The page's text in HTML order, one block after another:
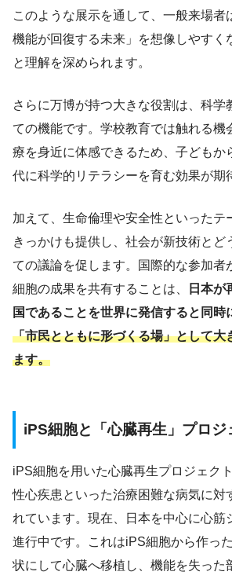
このような展示を通して、一般来場者
機能が回復する未来」を想像しやすく
と理解を深められます。
さらに万博が持つ大きな役割は、科学
ての機能です。学校教育では触れる機
療を身近に体感できるため、子どもか
代に科学的リテラシーを育む効果が期
加えて、生命倫理や安全性といったテ
きっかけも提供し、社会が新技術とど
ての議論を促します。国際的な参加者
細胞の成果を共有することは、
日本が
国であることを世界に発信すると同時
「市民とともに形づくる場」として大
ます。
iPS細胞と「心臓再生」プロジ
iPS細胞を用いた心臓再生プロジェク
性心疾患といった治療困難な病気に対
れています。現在、日本を中心に心筋
進行中です。これはiPS細胞から作っ
状にして心臓へ移植し、機能を失った